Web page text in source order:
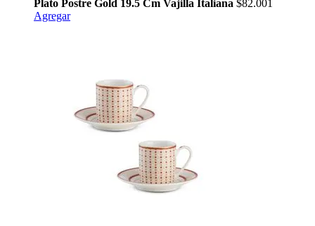
Plato Postre Gold 19.5 Cm Vajilla Italiana $82.001
Agregar